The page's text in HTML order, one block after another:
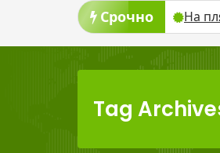
Срочно
после спора о разводе На
Tag